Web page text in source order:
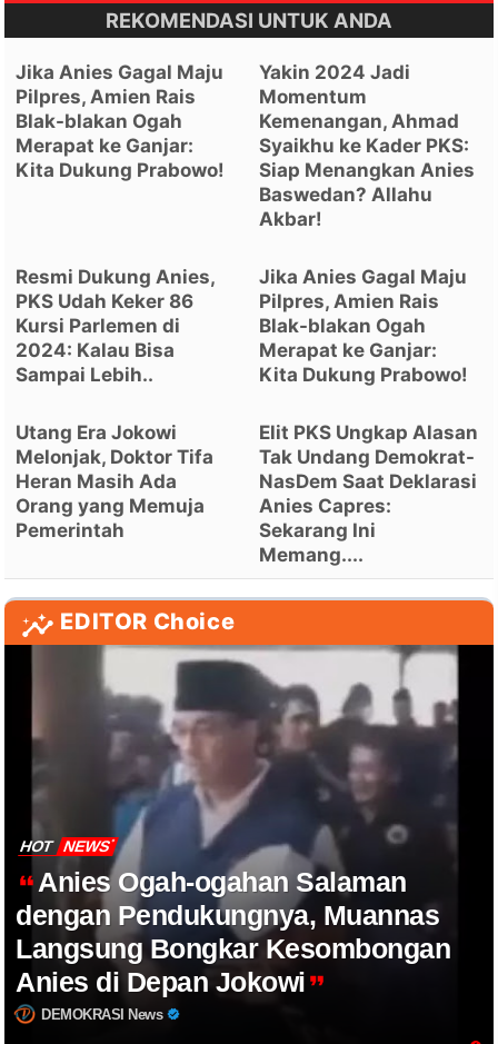
REKOMENDASI UNTUK ANDA
Jika Anies Gagal Maju
Pilpres, Amien Rais
Blak-blakan Ogah
Merapat ke Ganjar:
Kita Dukung Prabowo!
Yakin 2024 Jadi
Momentum
Kemenangan, Ahmad
Syaikhu ke Kader PKS:
Siap Menangkan Anies
Baswedan? Allahu
Akbar!
Resmi Dukung Anies,
PKS Udah Keker 86
Kursi Parlemen di
2024: Kalau Bisa
Sampai Lebih..
Jika Anies Gagal Maju
Pilpres, Amien Rais
Blak-blakan Ogah
Merapat ke Ganjar:
Kita Dukung Prabowo!
Utang Era Jokowi
Melonjak, Doktor Tifa
Heran Masih Ada
Orang yang Memuja
Pemerintah
Elit PKS Ungkap Alasan
Tak Undang Demokrat-
NasDem Saat Deklarasi
Anies Capres:
Sekarang Ini
Memang....
EDITOR Choice
HOT NEWS
Anies Ogah-ogahan Salaman
dengan Pendukungnya, Muannas
Langsung Bongkar Kesombongan
Anies di Depan Jokowi
DEMOKRASI News